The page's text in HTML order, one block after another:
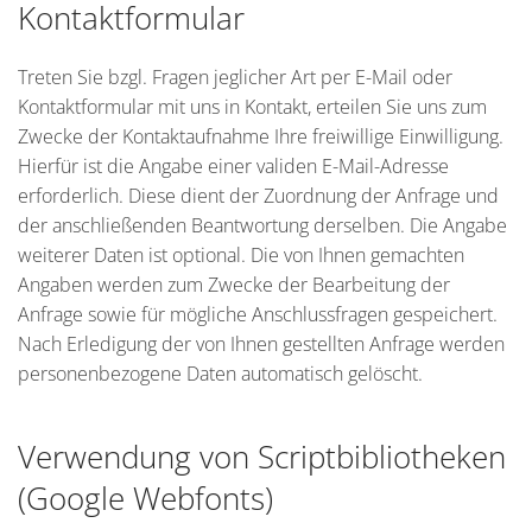
Kontaktformular
Treten Sie bzgl. Fragen jeglicher Art per E-Mail oder
Kontaktformular mit uns in Kontakt, erteilen Sie uns zum
Zwecke der Kontaktaufnahme Ihre freiwillige Einwilligung.
Hierfür ist die Angabe einer validen E-Mail-Adresse
erforderlich. Diese dient der Zuordnung der Anfrage und
der anschließenden Beantwortung derselben. Die Angabe
weiterer Daten ist optional. Die von Ihnen gemachten
Angaben werden zum Zwecke der Bearbeitung der
Anfrage sowie für mögliche Anschlussfragen gespeichert.
Nach Erledigung der von Ihnen gestellten Anfrage werden
personenbezogene Daten automatisch gelöscht.
Verwendung von Scriptbibliotheken
(Google Webfonts)